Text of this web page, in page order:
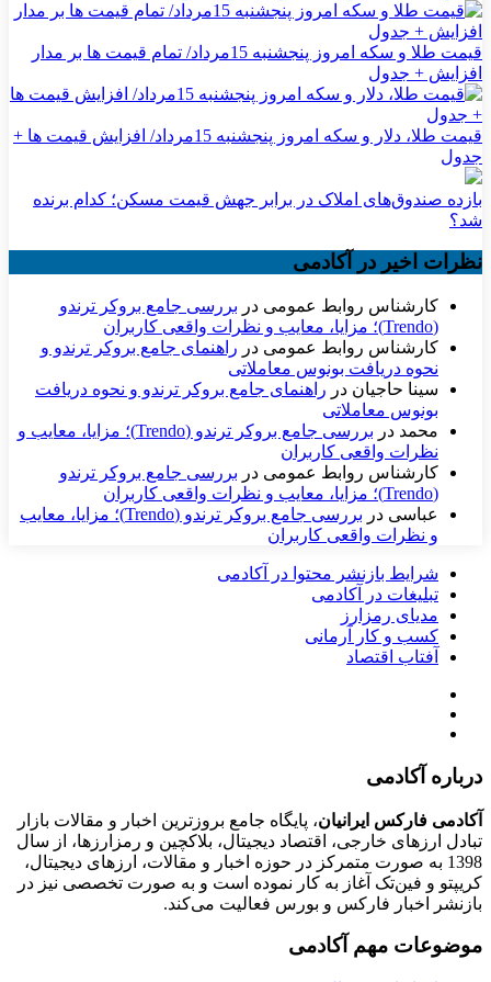
قیمت طلا و سکه امروز پنجشنبه 15مرداد/ تمام قیمت ها بر مدار
افزایش + جدول
قیمت طلا، دلار و سکه امروز پنجشنبه 15مرداد/ افزایش قیمت ها +
جدول
بازده صندوق‌های املاک در برابر جهش قیمت مسکن؛ کدام برنده
شد؟
نظرات اخیر در آکادمی
کارشناس روابط عمومی در بررسی جامع بروکر ترندو
(Trendo)؛ مزایا، معایب و نظرات واقعی کاربران
کارشناس روابط عمومی در راهنمای جامع بروکر ترندو و
نحوه دریافت بونوس معاملاتی
سینا حاجیان در راهنمای جامع بروکر ترندو و نحوه دریافت
بونوس معاملاتی
محمد در
بررسی جامع بروکر ترندو (Trendo)؛ مزایا، معایب و
نظرات واقعی کاربران
کارشناس روابط عمومی در بررسی جامع بروکر ترندو
(Trendo)؛ مزایا، معایب و نظرات واقعی کاربران
عباسی در
بررسی جامع بروکر ترندو (Trendo)؛ مزایا، معایب
و نظرات واقعی کاربران
شرایط بازنشر محتوا در آکادمی
تبلیغات در آکادمی
مدیای رمزارز
کسب و کار آرمانی
آفتاب اقتصاد
درباره آکادمی
آکادمی فارکس ایرانیان، پایگاه جامع بروزترین اخبار و مقالات بازار
تبادل ارزهای خارجی، اقتصاد دیجیتال، بلاکچین و رمزارزها، از سال
1398 به صورت متمرکز در حوزه اخبار و مقالات، ارزهای‌ دیجیتال،
کریپتو و فین‌تک آغاز به کار نموده است و به صورت تخصصی نیز در
بازنشر اخبار فارکس و بورس فعالیت می‌کند.
موضوعات مهم آکادمی